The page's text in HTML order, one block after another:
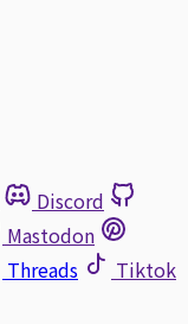
Discord
Mastodon
Threads
Tiktok